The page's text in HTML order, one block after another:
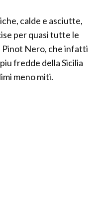
calde e asciutte,
per quasi tutte le
Pinot Nero, che infatti
fredde della Sicilia
meno miti.